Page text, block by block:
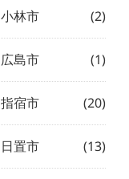
小林市 (2)
広島市 (1)
指宿市 (20)
日置市 (13)